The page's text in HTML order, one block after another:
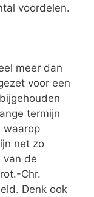
voordelen.
meer dan
voor een
termijn
waarop
net zo
van de
Chr.
Denk ook